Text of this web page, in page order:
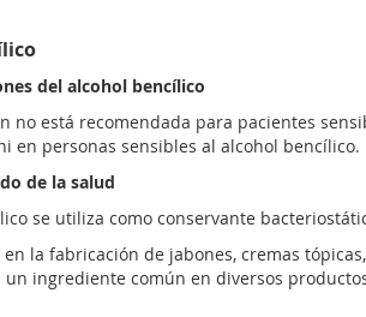
del alcohol bencílico
no está recomendada para pacientes
en personas sensibles al alcohol bencílico.
de la salud
se utiliza como conservante
en la fabricación de jabones, cremas
un ingrediente común en diversos